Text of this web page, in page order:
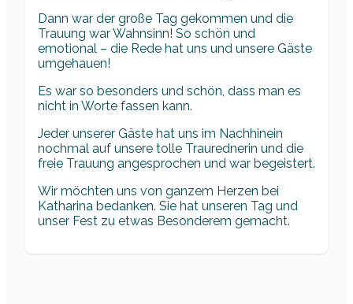
Dann war der große Tag gekommen und die
Trauung war Wahnsinn! So schön und
emotional – die Rede hat uns und unsere Gäste
umgehauen!
Es war so besonders und schön, dass man es
nicht in Worte fassen kann.
Jeder unserer Gäste hat uns im Nachhinein
nochmal auf unsere tolle Traurednerin und die
freie Trauung angesprochen und war begeistert.
Wir möchten uns von ganzem Herzen bei
Katharina bedanken. Sie hat unseren Tag und
unser Fest zu etwas Besonderem gemacht.